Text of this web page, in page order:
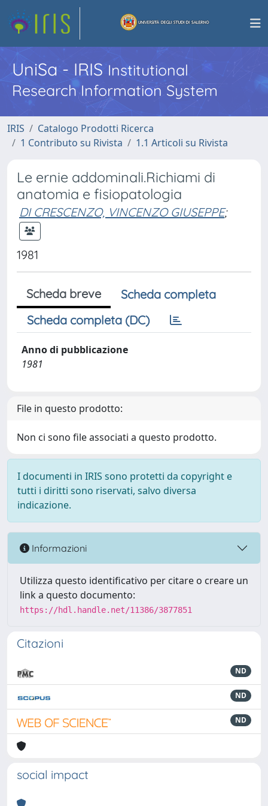
UniSa - IRISInstitutional
Research Information System
IRIS
Catalogo Prodotti Ricerca
1 Contributo su Rivista
1.1 Articoli su Rivista
Le ernie addominali.Richiami di
anatomia e fisiopatologia
DI CRESCENZO, VINCENZO GIUSEPPE;
1981
Scheda breve
Scheda completa
Scheda completa (DC)
Anno di pubblicazione
1981
File in questo prodotto:
Non ci sono file associati a questo prodotto.
I documenti in IRIS sono protetti da copyright e
tutti i diritti sono riservati, salvo diversa
indicazione.
Informazioni
Utilizza questo identificativo per citare o creare un
link a questo documento:
https://hdl.handle.net/11386/3877851
Citazioni
ND
ND
ND
social impact